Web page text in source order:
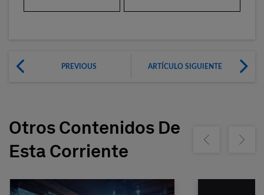
PREVIOUS ARTÍCULO SIGUIENTE
Otros Contenidos De
Esta Corriente
Show previousShow